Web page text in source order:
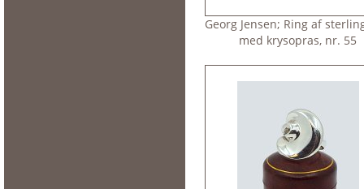
Georg Jensen; Ring af
med krysopras, nr. 55